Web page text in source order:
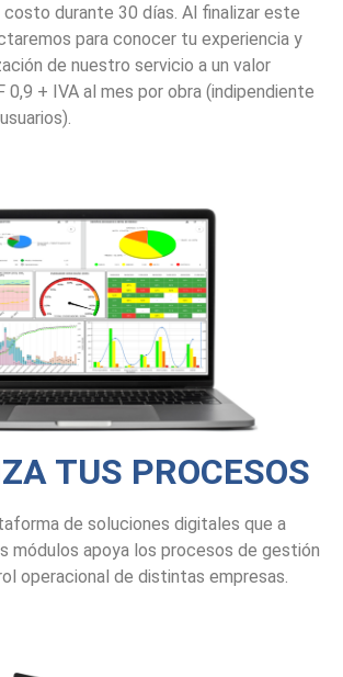
costo durante 30 días. Al finalizar este
para conocer tu experiencia y
de nuestro servicio a un valor
0,9 + IVA al mes por obra (indipendiente
TUS PROCESOS
de soluciones digitales que a
módulos apoya los procesos de gestión
operacional de distintas empresas.